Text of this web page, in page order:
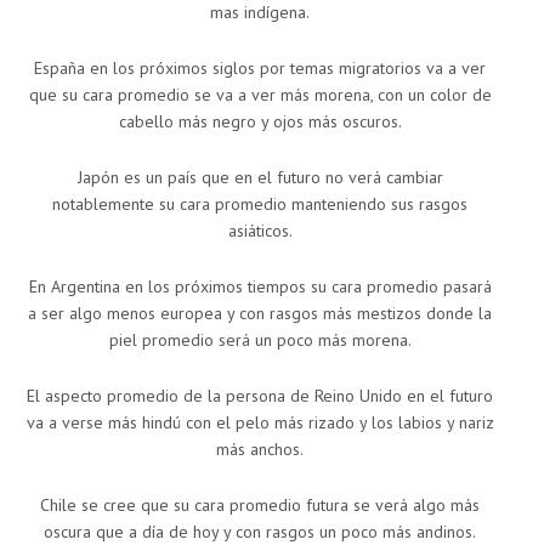
mas indígena.
España en los próximos siglos por temas migratorios va a ver
que su cara promedio se va a ver más morena, con un color de
cabello más negro y ojos más oscuros.
Japón es un país que en el futuro no verá cambiar
notablemente su cara promedio manteniendo sus rasgos
asiáticos.
En Argentina en los próximos tiempos su cara promedio pasará
a ser algo menos europea y con rasgos más mestizos donde la
piel promedio será un poco más morena.
El aspecto promedio de la persona de Reino Unido en el futuro
va a verse más hindú con el pelo más rizado y los labios y nariz
más anchos.
Chile se cree que su cara promedio futura se verá algo más
oscura que a día de hoy y con rasgos un poco más andinos.